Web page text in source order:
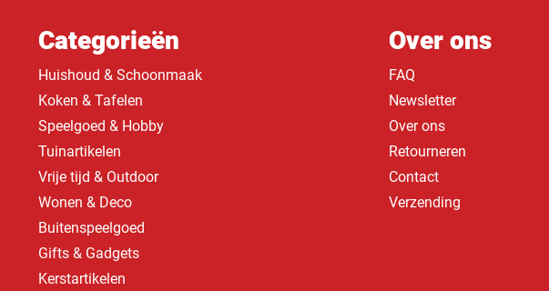
Categorieën
Huishoud & Schoonmaak
Koken & Tafelen
Speelgoed & Hobby
Tuinartikelen
Vrije tijd & Outdoor
Wonen & Deco
Buitenspeelgoed
Gifts & Gadgets
Kerstartikelen
Over ons
FAQ
Newsletter
Over ons
Retourneren
Contact
Verzending